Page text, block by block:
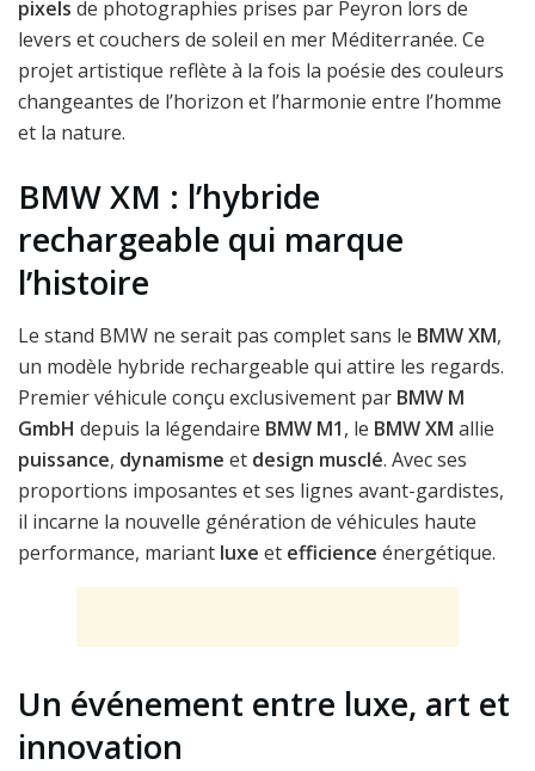
pixels de photographies prises par Peyron lors de
levers et couchers de soleil en mer Méditerranée. Ce
projet artistique reflète à la fois la poésie des couleurs
changeantes de l’horizon et l’harmonie entre l’homme
et la nature.
BMW XM : l’hybride
rechargeable qui marque
l’histoire
Le stand BMW ne serait pas complet sans le BMW XM,
un modèle hybride rechargeable qui attire les regards.
Premier véhicule conçu exclusivement par BMW M
GmbH depuis la légendaire BMW M1, le BMW XM allie
puissance, dynamisme et design musclé. Avec ses
proportions imposantes et ses lignes avant-gardistes,
il incarne la nouvelle génération de véhicules haute
performance, mariant luxe et efficience énergétique.
Un événement entre luxe, art et
innovation